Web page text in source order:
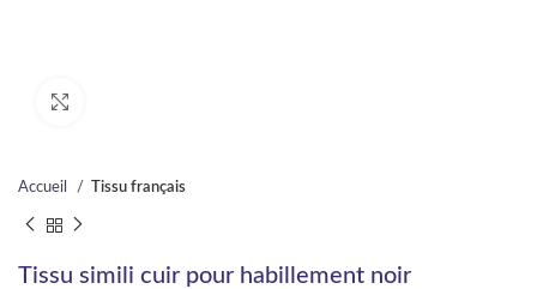
Accueil Tissu français
Tissu simili cuir pour habillement noir